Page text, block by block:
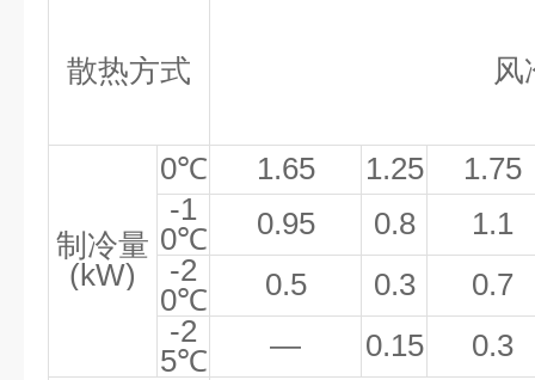
散热方式 风
制冷量
(kW)
0℃ 1.65 1.25
1.75
-1
0℃ 0.95 0.8
1.1
-2
0℃ 0.5 0.3
0.7
-2
5℃ — 0.15
0.3